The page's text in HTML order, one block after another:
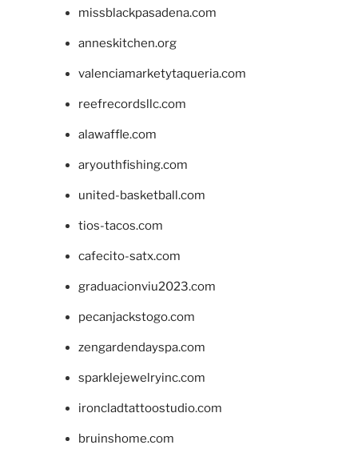
missblackpasadena.com
anneskitchen.org
valenciamarketytaqueria.com
reefrecordsllc.com
alawaffle.com
aryouthfishing.com
united-basketball.com
tios-tacos.com
cafecito-satx.com
graduacionviu2023.com
pecanjackstogo.com
zengardendayspa.com
sparklejewelryinc.com
ironcladtattoostudio.com
bruinshome.com